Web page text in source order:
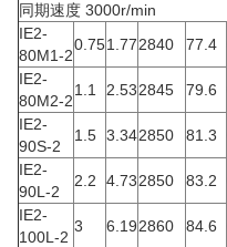
同期速度 3000r/min
IE2-
80M1-2
0.751.772840 77.4
IE2-
80M2-2
1.1 2.532845 79.6
IE2-
90S-2
1.5 3.342850 81.3
IE2-
90L-2
2.2 4.732850 83.2
IE2-
100L-2
3 6.192860 84.6